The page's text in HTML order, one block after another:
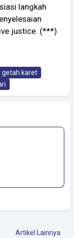
langkah
justice. (***)
getah karet
Artikel Lainnya